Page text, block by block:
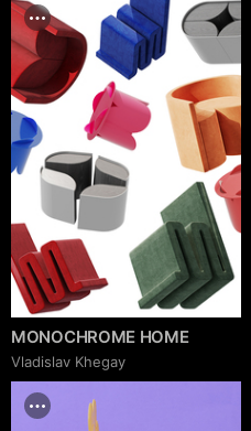
MONOCHROME HOME
Vladislav Khegay